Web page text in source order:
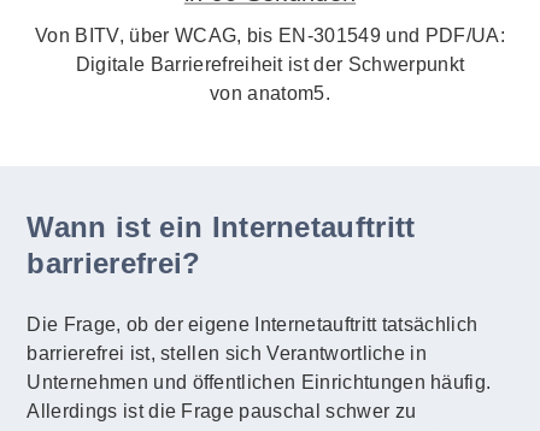
Von BITV, über WCAG, bis EN-301549 und PDF/UA:
Digitale Barrierefreiheit ist der Schwerpunkt
von anatom5.
Wann ist ein Internetauftritt
barrierefrei?
Die Frage, ob der eigene Internetauftritt tatsächlich
barrierefrei ist, stellen sich Verantwortliche in
Unternehmen und öffentlichen Einrichtungen häufig.
Allerdings ist die Frage pauschal schwer zu